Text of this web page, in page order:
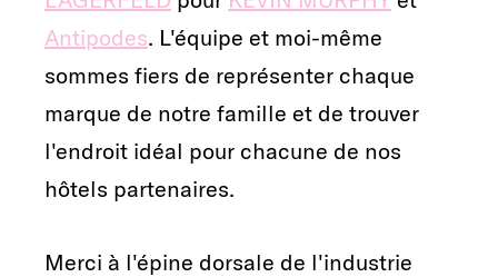
Antipodes. L'équipe et moi-même
sommes fiers de représenter chaque
marque de notre famille et de trouver
l'endroit idéal pour chacune de nos
hôtels partenaires.
Merci à l'épine dorsale de l'industrie